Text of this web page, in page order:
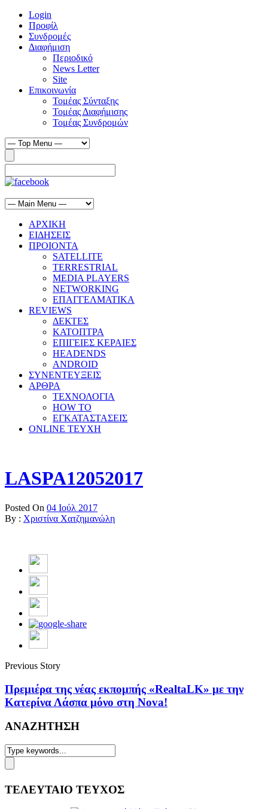
Login
Προφίλ
Συνδρομές
Διαφήμιση
Περιοδικό
News Letter
Site
Επικοινωνία
Τομέας Σύνταξης
Τομέας Διαφήμισης
Τομέας Συνδρομών
ΑΡΧΙΚΗ
ΕΙΔΗΣΕΙΣ
ΠΡΟΙΟΝΤΑ
SATELLITE
TERRESTRIAL
MEDIA PLAYERS
NETWORKING
ΕΠΑΓΓΕΛΜΑΤΙΚΑ
REVIEWS
ΔΕΚΤΕΣ
ΚΑΤΟΠΤΡΑ
ΕΠΙΓΕΙΕΣ ΚΕΡΑΙΕΣ
HEADENDS
ANDROID
ΣΥΝΕΝΤΕΥΞΕΙΣ
ΑΡΘΡΑ
ΤΕΧΝΟΛΟΓΙΑ
HOW TO
ΕΓΚΑΤΑΣΤΑΣΕΙΣ
ONLINE TEYXH
LASPA12052017
Posted On 04 Ιούλ 2017
By : Χριστίνα Χατζημανώλη
Previous Story
Πρεμιέρα της νέας εκπομπής «RealtaLK» με την
Κατερίνα Λάσπα μόνο στη Nova!
ΑΝΑΖΗΤΗΣΗ
ΤΕΛΕΥΤΑΙΟ ΤΕΥΧΟΣ